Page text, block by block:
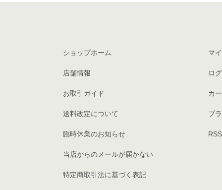
ショップホーム
店舗情報
お取引ガイド
送料改定について
臨時休業のお知らせ
当店からのメールが届かない
特定商取引法に基づく表記
マ
ロ
カ
プ
RSS